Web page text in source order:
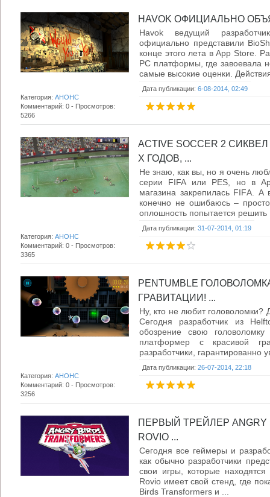
HAVOK ОФИЦИАЛЬНО
Havok ведущий
официально представили
конце этого лета в App Store.
PC платформы, где завоевала
самые высокие оценки.
Дата публикации: 6-08-2014, 02:49
Категория: АНОНС
Комментарий: 0 - Просмотров:
5266
ACTIVE SOCCER 2
Х ГОДОВ, ...
Не знаю, как вы, но я очень
серии FIFA или PES, но в
магазина закрепилась FIFА. А
конечно не ошибаюсь –
оплошность попытается решить
Дата публикации: 31-07-2014, 01:19
Категория: АНОНС
Комментарий: 0 - Просмотров:
3365
PENTUMBLE
ГРАВИТАЦИИ! ...
Ну, кто не любит головоломки?
Сегодня разработчик из
обозрение свою
платформер с красивой
разработчики, гарантированно
Дата публикации: 26-07-2014, 22:18
Категория: АНОНС
Комментарий: 0 - Просмотров:
3256
ПЕРВЫЙ ТРЕЙЛЕР ANGRY
ROVIO ...
Сегодня все геймеры и
как обычно разработчики
свои игры, которые
Rovio имеет свой стенд, где
Birds Transformers и ...